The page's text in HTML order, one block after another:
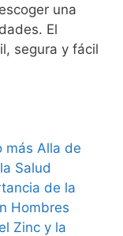
una
El
segura y fácil
más Alla de
Salud
de la
Hombres
Zinc y la